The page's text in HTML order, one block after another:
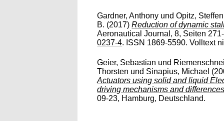
Gardner, Anthony undOpitz, Steffen
B. (2017)Reduction of dynamic
Aeronautical Journal, 8, Seiten
0237-4. ISSN 1869-5590. Volltext
Geier, Sebastian und
Thorsten und Sinapius, Michael
Actuators using solid and liquid
driving mechanisms and
09-23, Hamburg, Deutschland.